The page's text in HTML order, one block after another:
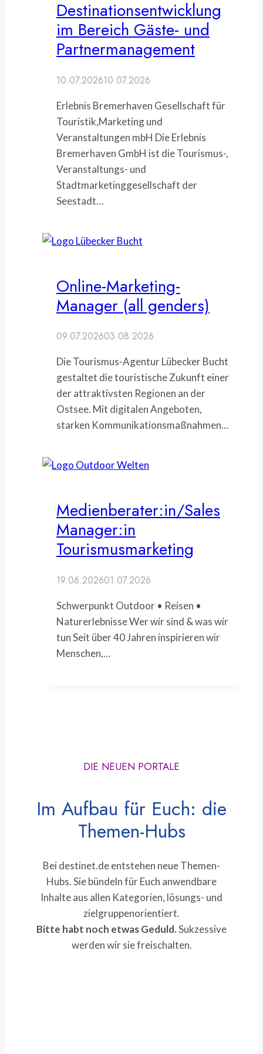
Destinationsentwicklung
im Bereich Gäste- und
Partnermanagement
10.07.202610.07.2026
Erlebnis Bremerhaven Gesellschaft für
Touristik,Marketing und
Veranstaltungen mbH Die Erlebnis
Bremerhaven GmbH ist die Tourismus-,
Veranstaltungs- und
Stadtmarketinggesellschaft der
Seestadt…
Online-Marketing-
Manager (all genders)
09.07.202603.08.2026
Die Tourismus-Agentur Lübecker Bucht
gestaltet die touristische Zukunft einer
der attraktivsten Regionen an der
Ostsee. Mit digitalen Angeboten,
starken Kommunikationsmaßnahmen…
Medienberater:in/Sales
Manager:in
Tourismusmarketing
19.06.202601.07.2026
Schwerpunkt Outdoor • Reisen •
Naturerlebnisse Wer wir sind & was wir
tun Seit über 40 Jahren inspirieren wir
Menschen,…
DIE NEUEN PORTALE
Im Aufbau für Euch: die
Themen-Hubs
Bei destinet.de entstehen neue Themen-
Hubs. Sie bündeln für Euch anwendbare
Inhalte aus allen Kategorien, lösungs- und
zielgruppenorientiert.
Bitte habt noch etwas Geduld.Sukzessive
werden wir sie freischalten.